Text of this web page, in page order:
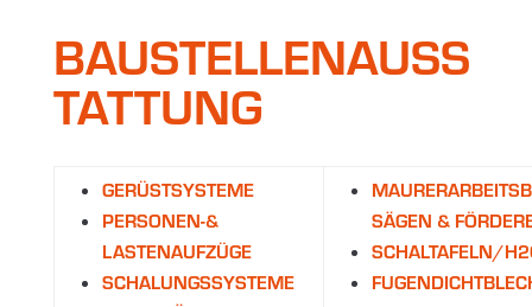
BAUSTELLENAUSS
TATTUNG
GERÜSTSYSTEME
PERSONEN-&
LASTENAUFZÜGE
SCHALUNGSSYSTEME
SÄGEN &
SCHALTAFELN/